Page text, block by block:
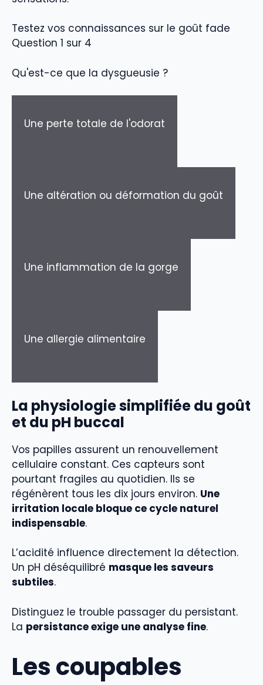
Testez vos connaissances sur le goût fade
Question 1 sur 4
Qu'est-ce que la dysgueusie ?
Une perte totale de l'odorat
Une altération ou déformation du goût
Une inflammation de la gorge
Une allergie alimentaire
La physiologie simplifiée du goût
et du pH buccal
Vos papilles assurent un renouvellement
cellulaire constant. Ces capteurs sont
pourtant fragiles au quotidien. Ils se
régénèrent tous les dix jours environ. Une
irritation locale bloque ce cycle naturel
indispensable.
L’acidité influence directement la détection.
Un pH déséquilibré masque les saveurs
subtiles.
Distinguez le trouble passager du persistant.
La persistance exige une analyse fine.
Les coupables